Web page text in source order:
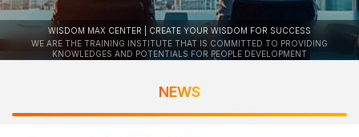
WISDOM MAX CENTER | CREATE YOUR WISDOM FOR SUCCESS
WE ARE THE TRAINING INSTITUTE THAT IS COMMITTED TO PROVIDING
KNOWLEDGES AND POTENTIALS FOR PEOPLE DEVELOPMENT
NEWS